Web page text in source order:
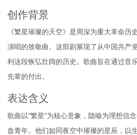
创作背景
《繁星璀璨的天空》是周深为重大革命历
演唱的致敬曲。这部剧展现了从中国共产
利这段恢弘壮阔的历史。歌曲旨在通过音
先辈的付出。
表达含义
歌曲以“繁星”为核心意象，隐喻为理想信
血青年。他们如同夜空中璀璨的星辰，以